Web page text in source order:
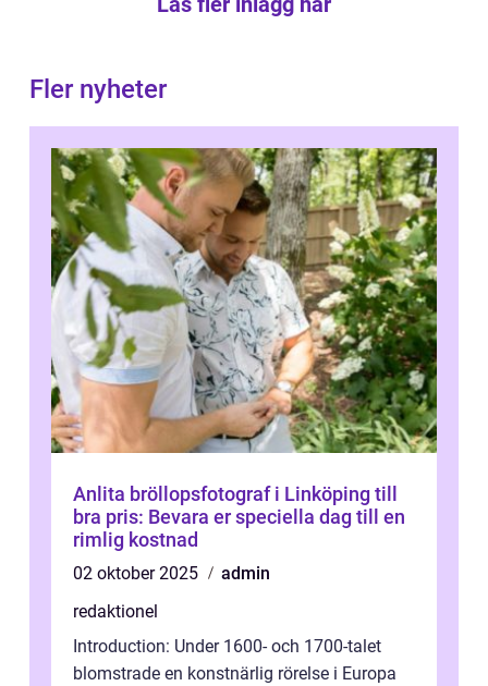
Fler nyheter
Anlita bröllopsfotograf i Linköping till
bra pris: Bevara er speciella dag till en
rimlig kostnad
02 oktober 2025
admin
redaktionel
Introduction: Under 1600- och 1700-talet
blomstrade en konstnärlig rörelse i Europa